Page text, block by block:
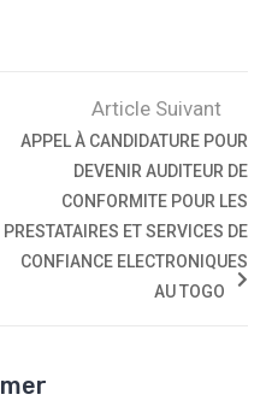
Article Suivant
APPEL À CANDIDATURE POUR
DEVENIR AUDITEUR DE
CONFORMITE POUR LES
PRESTATAIRES ET SERVICES DE
CONFIANCE ELECTRONIQUES
AU TOGO